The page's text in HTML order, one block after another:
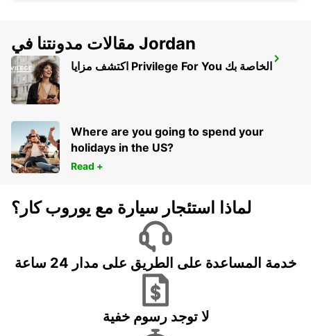
MELBOURNE SOUTH
SOUTHBANK - AUSTRALIA
مقالات مدونتنا في Jordan
اكتشف مزايا Privilege For You الخاصة بك
Where are you going to spend your
holidays in the US?
Read +
لماذا استئجار سيارة مع يوروب كار؟
خدمة المساعدة على الطريق على مدار 24 ساعة
لا توجد رسوم خفية